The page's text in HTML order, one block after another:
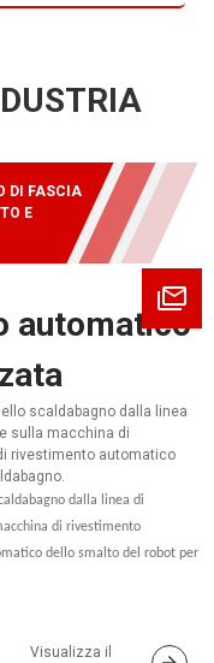
DI FASCIA
E
automatico
scaldabagno dalla linea
sulla macchina di
rivestimento automatico
dalla linea di
di rivestimento
dello smalto del robot per
Visualizza il